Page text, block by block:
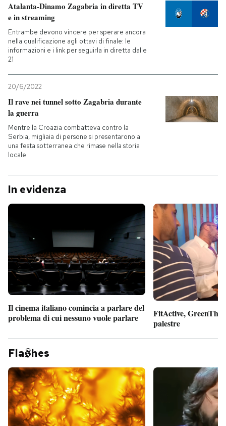
Atalanta-Dinamo Zagabria in diretta TV
e in streaming
Entrambe devono vincere per sperare ancora
nella qualificazione agli ottavi di finale: le
informazioni e i link per seguirla in diretta dalle
21
20/6/2022
Il rave nei tunnel sotto Zagabria durante
la guerra
Mentre la Croazia combatteva contro la
Serbia, migliaia di persone si presentarono a
una festa sotterranea che rimase nella storia
locale
In evidenza
Il cinema italiano comincia a parlare del
problema di cui nessuno vuole parlare
FitActive,
palestre
Fla hes